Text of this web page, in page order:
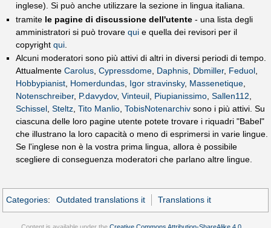
inglese). Si può anche utilizzare la sezione in lingua italiana.
tramite le pagine di discussione dell'utente- una lista degli
amministratori si può trovare quie quella dei revisori per il
copyright qui.
Alcuni moderatori sono più attivi di altri in diversi periodi di tempo.
Attualmente Carolus, Cypressdome, Daphnis, Dbmiller, Feduol,
Hobbypianist, Homerdundas, Igor stravinsky, Massenetique,
Notenschreiber, P.davydov, Vinteuil, Piupianissimo, Sallen112
Schissel, Steltz, Tito Manlio, TobisNotenarchivsono i più attivi. Su
ciascuna delle loro pagine utente potete trovare i riquadri "Babel"
che illustrano la loro capacità o meno di esprimersi in varie lingue.
Se l'inglese non è la vostra prima lingua, allora è possibile
scegliere di conseguenza moderatori che parlano altre lingue.
Categories: Outdated translations it Translations it